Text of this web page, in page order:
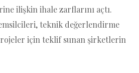
ilişkin ihale zarflarını açtı.
teknik değerlendirme
için teklif sunan şirketlerin